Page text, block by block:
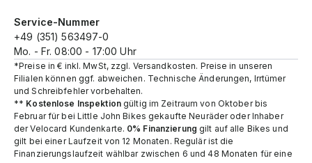
Service-Nummer
+49 (351) 563497-0
Mo. - Fr. 08:00 - 17:00 Uhr
*Preise in € inkl. MwSt, zzgl. Versandkosten. Preise in unseren
Filialen können ggf. abweichen. Technische Änderungen, Irrtümer
und Schreibfehler vorbehalten.
** Kostenlose Inspektiongültig im Zeitraum von Oktober bis
Februar für bei Little John Bikes gekaufte Neuräder oder Inhaber
der Velocard Kundenkarte. 0% Finanzierung gilt auf alle Bikes und
gilt bei einer Laufzeit von 12 Monaten. Regulär ist die
Finanzierungslaufzeit wählbar zwischen 6 und 48 Monaten für eine